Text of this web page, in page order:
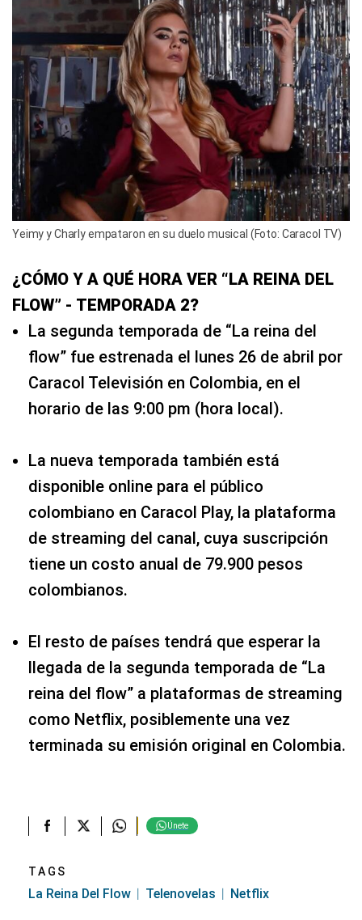
Yeimy y Charly empataron en su duelo musical (Foto: Caracol TV)
¿CÓMO Y A QUÉ HORA VER “LA REINA DEL
FLOW” - TEMPORADA 2?
La segunda temporada de “La reina del
flow” fue estrenada el lunes 26 de abril por
Caracol Televisión en Colombia, en el
horario de las 9:00 pm (hora local).
La nueva temporada también está
disponible online para el público
colombiano en Caracol Play, la plataforma
de streaming del canal, cuya suscripción
tiene un costo anual de 79.900 pesos
colombianos.
El resto de países tendrá que esperar la
llegada de la segunda temporada de “La
reina del flow” a plataformas de streaming
como Netflix, posiblemente una vez
terminada su emisión original en Colombia.
Únete
TAGS
La Reina Del Flow Telenovelas Netflix